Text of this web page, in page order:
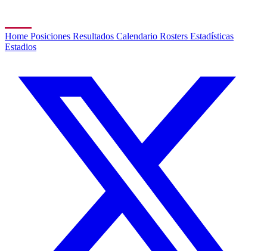
Home Posiciones Resultados Calendario Rosters Estadísticas
Estadios